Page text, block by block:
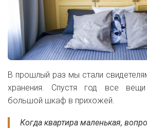
В прошлый раз мы стали
хранения. Спустя год все
большой шкаф в прихожей.
Когда квартира маленькая,